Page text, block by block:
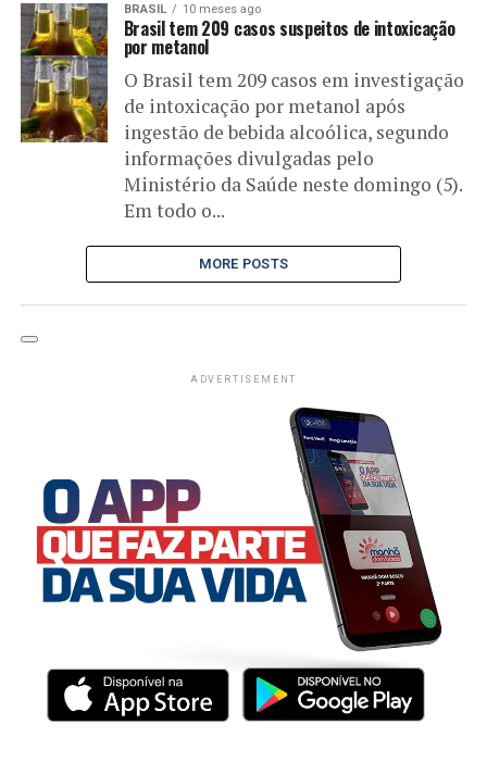
BRASIL 10 meses ago
Brasil tem 209 casos suspeitos de intoxicação
por metanol
O Brasil tem 209 casos em investigação
de intoxicação por metanol após
ingestão de bebida alcoólica, segundo
informações divulgadas pelo
Ministério da Saúde neste domingo (5).
Em todo o...
MORE POSTS
ADVERTISEMENT